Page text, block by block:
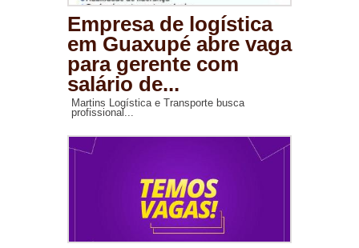
Empresa de logística
em Guaxupé abre vaga
para gerente com
salário de...
Martins Logística e Transporte busca
profissional...